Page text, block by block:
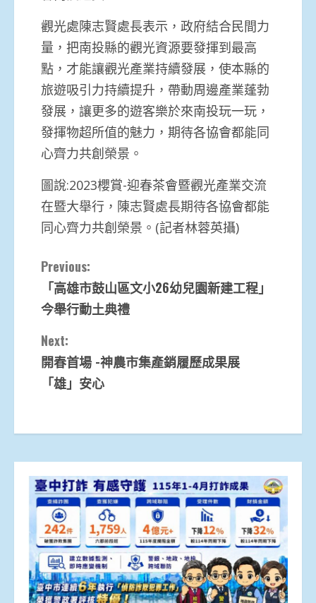
觀光處陳志賢處長表示，政府結合民間力
量，把南投縣的觀光資源要發揮到最高
點，才能讓觀光產業持續發展，使本縣的
旅遊吸引力持續提升，帶動周邊產業蓬勃
發展，讓更多的遊客樂於來南投玩一玩，
發揮物超所值的魅力，期待各協會都能同
心齊力共創榮景。
圖說:2023櫻賞-迎春茶會暨觀光產業交流
在暨大舉行，陳志賢處長期待各協會都能
同心齊力共創榮景。(記者林蓉英攝)
Continue
Reading
Previous:
「高雄市鼓山區文小26幼兒園新建工程」
今舉行動土典禮
Next:
開春首場 -神農市集產銷履歷成果展
「雄」安心